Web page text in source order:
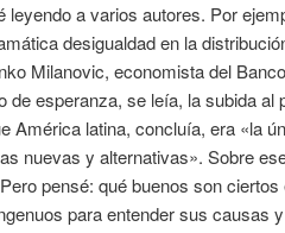
leyendo a varios autores. Por
desigualdad en la
Milanovic, economista del
de esperanza, se leía, la subida
América latina, concluía, era «la
nuevas y alternativas». Sobre
pensé: qué buenos son
para entender sus causas